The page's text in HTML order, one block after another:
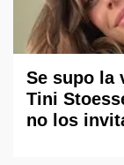
Se supo la
Tini
no los